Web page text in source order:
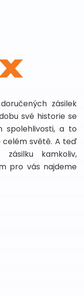
zásilek
své historie se
spolehlivosti, a to
celém světě. A teď
kamkoliv,
pro vás najdeme